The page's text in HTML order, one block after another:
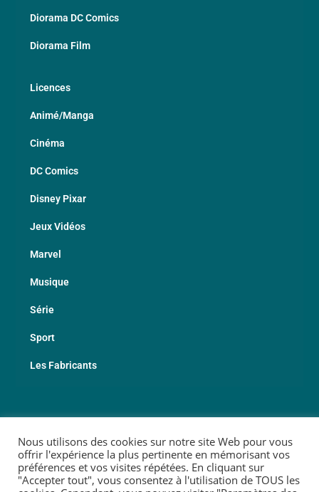
Diorama DC Comics
Diorama Film
Licences
Animé/Manga
Cinéma
DC Comics
Disney Pixar
Jeux Vidéos
Marvel
Musique
Série
Sport
Les Fabricants
Nous utilisons des cookies sur notre site Web pour vous
offrir l'expérience la plus pertinente en mémorisant vos
préférences et vos visites répétées. En cliquant sur
"Accepter tout", vous consentez à l'utilisation de TOUS les